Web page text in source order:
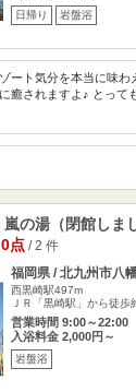
日帰り 岩盤浴
ート気分を本当に味
癒されますよ♪ とって
の湯（閉館しま
点 / 2 件
福岡県 / 北九州市八
西黒崎駅497m
ＪＲ「黒崎駅」から徒歩
営業時間 9:00～22:00
入浴料金 2,000円～
岩盤浴